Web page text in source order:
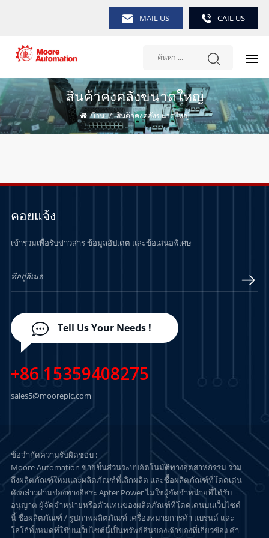
MAIL US CAIL US
สินค้าคงคลังขนาดใหญ่
บ้าน / สินค้าคงคลังขนาดใหญ่
คอยแจ้ง
เข้าร่วมเพื่อรับข่าวสาร ข้อมูลอัปเดต และข้อเสนอพิเศษ
Tell Us Your Needs !
+86 15359408275
sales5@mooreplc.com
ข้อจำกัดความรับผิดชอบ :
Moore Automation ขายชิ้นส่วนระบบอัตโนมัติทางอุตสาหกรรม รวม
ถึงผลิตภัณฑ์ใหม่และผลิตภัณฑ์ที่เลิกผลิต และซื้อผลิตภัณฑ์ที่โดดเด่น
ดังกล่าวผ่านช่องทางอิสระ Apter Power ไม่ใช่ผู้จัดจำหน่ายที่ได้รับ
อนุญาต ผู้จัดจำหน่ายหรือตัวแทนของผลิตภัณฑ์ที่โดดเด่นบนเว็บไซต์
นี้ ชื่อผลิตภัณฑ์ / รูปภาพผลิตภัณฑ์ เครื่องหมายการค้า แบรนด์ และ
โลโก้ทั้งหมดที่ใช้บนเว็บไซต์นี้เป็นทรัพย์สินของเจ้าของที่เกี่ยวข้อง คำ